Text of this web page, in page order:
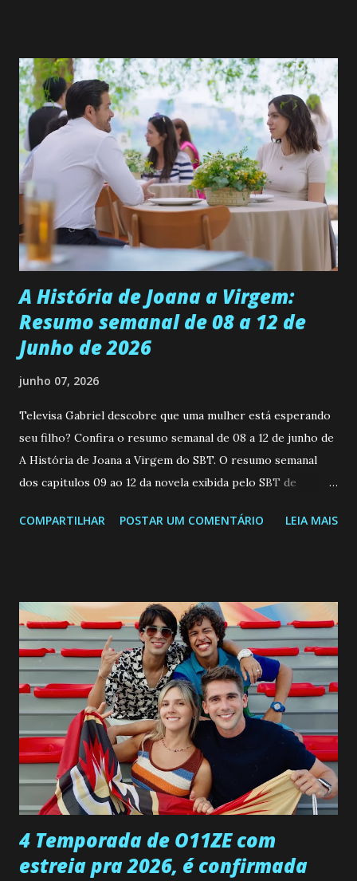
permanecer virgem até encontrar o homem que realmente
ama, o que não é fácil, já que dedica todas as suas energias a
se aprimorar, trabalhando, estudando e se orgulhando de
ser a primeira mulher da família a ingressar na
universidade. Ela tem uma personalidade muito alegre, é
muito madura para a idade, determinada, criativa e
empática. Detesta injustiças e é uma ótima amiga. Pode ser
teimosa e muito persistente quando decide fazer algo.
Durante um exame ginecológico, ela é inseminada por eng...
A História de Joana a Virgem:
Resumo semanal de 08 a 12 de
Junho de 2026
junho 07, 2026
Televisa Gabriel descobre que uma mulher está esperando
seu filho? Confira o resumo semanal de 08 a 12 de junho de
A História de Joana a Virgem do SBT. O resumo semanal
dos capitulos 09 ao 12 da novela exibida pelo SBT de
a Programação Semanal do SBT de 08/06/26 a 14/06/26
confessa a Gabriel que ele demonstrou ser o tipo de
pessoa que ela tanto desejou durante toda a vida. Camila
entra no quarto de Gabriel e imagina como seria o
encontro deles, quando conseguir seduzi-lo. Manuel avisa a
Paula sobre a suposta infidelidade de Gabriel com Joana.
Rogerio consegue se livrar de todas as suspeitas pelo
desaparecimento de Francisco, apontando que ele poderia
ter sido vítima da fúria de Gabriel. Artur informa a Gabriel
que a clínica inseminou por engano outra paciente, que está
...
COMPARTILHAR POSTAR UM COMENTÁRIO LEIA MAIS
4 Temporada de O11ZE com
estreia pra 2026, é confirmada